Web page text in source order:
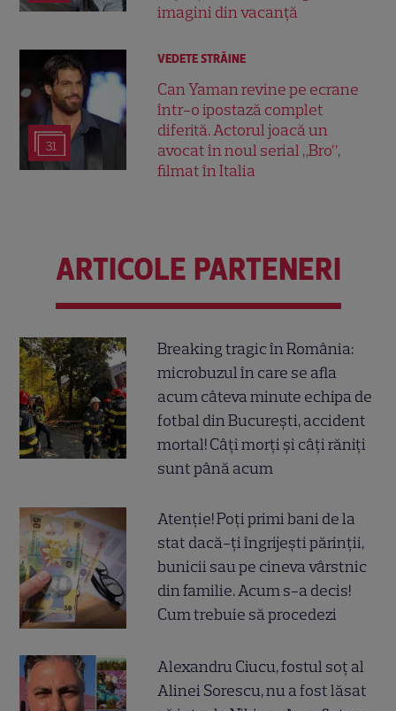
imagini din vacanță
31
VEDETE STRĂINE
Can Yaman revine pe ecrane
într-o ipostază complet
diferită. Actorul joacă un
avocat în noul serial „Bro”,
filmat în Italia
ARTICOLE PARTENERI
Breaking tragic în România:
microbuzul în care se afla
acum câteva minute echipa de
fotbal din București, accident
mortal! Câți morți și câți răniți
sunt până acum
Atenție! Poți primi bani de la
stat dacă-ți îngrijești părinții,
bunicii sau pe cineva vârstnic
din familie. Acum s-a decis!
Cum trebuie să procedezi
Alexandru Ciucu, fostul soț al
Alinei Sorescu, nu a fost lăsat